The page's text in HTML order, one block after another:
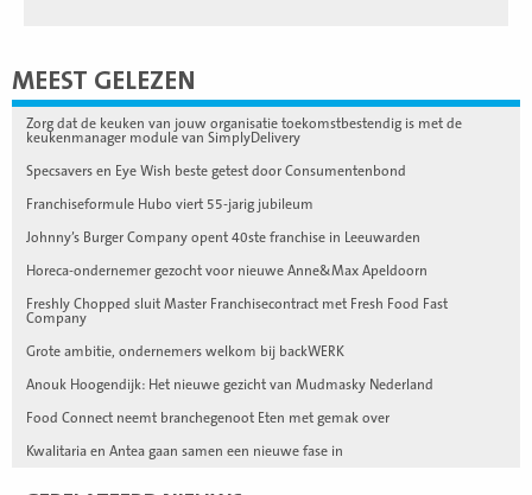
MEEST GELEZEN
Zorg dat de keuken van jouw organisatie toekomstbestendig is met de
keukenmanager module van SimplyDelivery
Specsavers en Eye Wish beste getest door Consumentenbond
Franchiseformule Hubo viert 55-jarig jubileum
Johnny’s Burger Company opent 40ste franchise in Leeuwarden
Horeca-ondernemer gezocht voor nieuwe Anne&Max Apeldoorn
Freshly Chopped sluit Master Franchisecontract met Fresh Food Fast
Company
Grote ambitie, ondernemers welkom bij backWERK
Anouk Hoogendijk: Het nieuwe gezicht van Mudmasky Nederland
Food Connect neemt branchegenoot Eten met gemak over
Kwalitaria en Antea gaan samen een nieuwe fase in